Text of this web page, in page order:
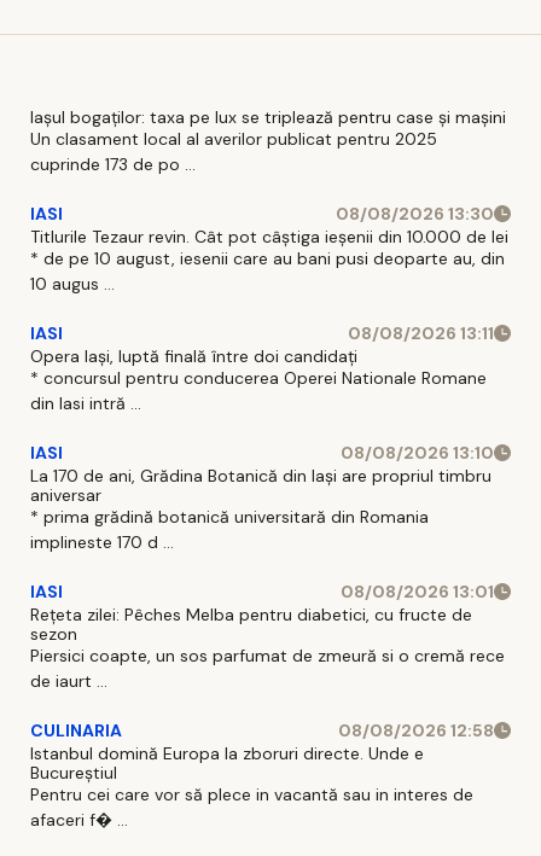
POPA vineri, 27
poți face în
acest
weekend la
complet al
evenimentelor,
regăsesc
inedită'.
Mesaj
campania
care a
stârnit
lanț
Iașul bogaților: taxa pe lux se triplează pentru case și mașini
Un clasament local al averilor publicat pentru 2025
cuprinde 173 de po ...
IASI
08/08/2026 13:30
Titlurile Tezaur revin. Cât pot câștiga ieșenii din 10.000 de lei
* de pe 10 august, iesenii care au bani pusi deoparte au, din
10 augus ...
IASI
08/08/2026 13:11
Opera Iași, luptă finală între doi candidați
* concursul pentru conducerea Operei Nationale Romane
din Iasi intră ...
IASI
08/08/2026 13:10
La 170 de ani, Grădina Botanică din Iași are propriul timbru
aniversar
* prima grădină botanică universitară din Romania
implineste 170 d ...
IASI
08/08/2026 13:01
Rețeta zilei: Pêches Melba pentru diabetici, cu fructe de
sezon
Piersici coapte, un sos parfumat de zmeură si o cremă rece
de iaurt ...
CULINARIA
08/08/2026 12:58
Istanbul domină Europa la zboruri directe. Unde e
Bucureștiul
Pentru cei care vor să plece in vacantă sau in interes de
afaceri f� ...